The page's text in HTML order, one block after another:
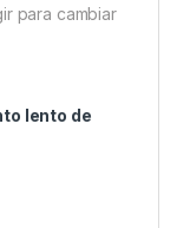
para cambiar
lento de